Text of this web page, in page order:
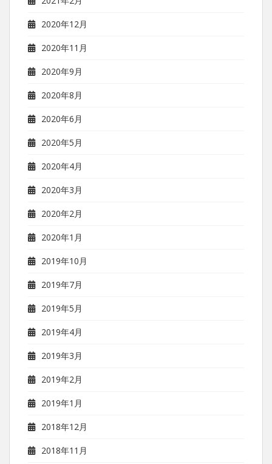
2020年12月
2020年11月
2020年9月
2020年8月
2020年6月
2020年5月
2020年4月
2020年3月
2020年2月
2020年1月
2019年10月
2019年7月
2019年5月
2019年4月
2019年3月
2019年2月
2019年1月
2018年12月
2018年11月